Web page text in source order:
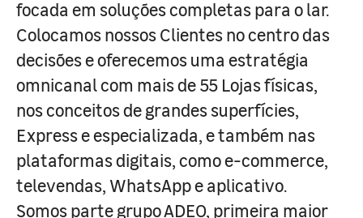
focada em soluções completas para o lar.
Colocamos nossos Clientes no centro das
decisões e oferecemos uma estratégia
omnicanal com mais de 55 Lojas físicas,
nos conceitos de grandes superfícies,
Express e especializada, e também nas
plataformas digitais, como e-commerce,
televendas, WhatsApp e aplicativo.
Somos parte grupo ADEO, primeira maior